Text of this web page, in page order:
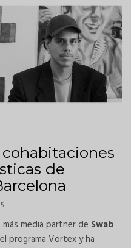
de
media partner de Swab
programa Vortex y ha